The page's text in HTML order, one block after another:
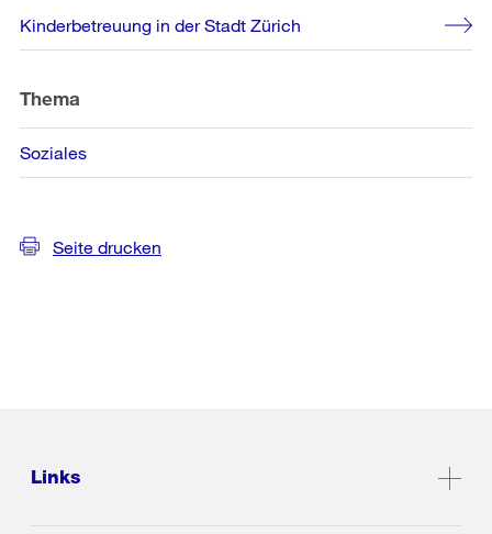
Weitere
Informationen
Kinderbetreuung in der Stadt Zürich
Thema
Soziales
Seite drucken
Links